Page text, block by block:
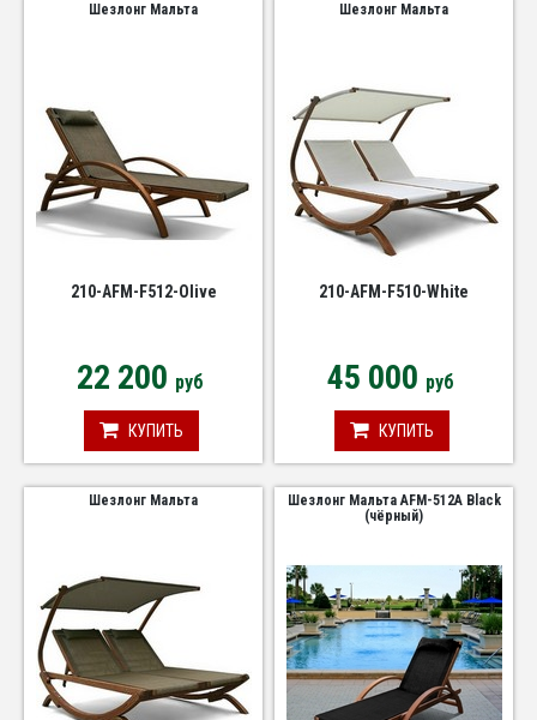
Шезлонг Мальта
210-AFM-F512-Olive
22 200 руб
КУПИТЬ
Шезлонг Мальта
210-AFM-F510-White
45 000 руб
КУПИТЬ
Шезлонг Мальта
Шезлонг Мальта AFM-512A Black
(чёрный)